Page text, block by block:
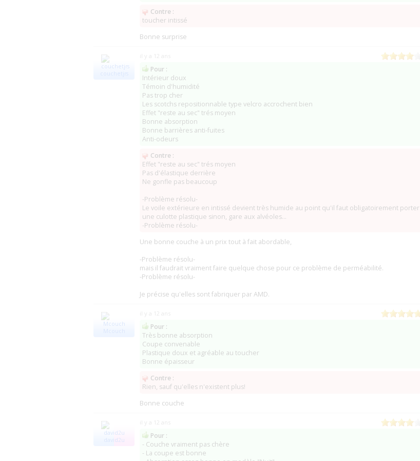
Contre :
toucher intissé
Bonne surprise
couchetjrs
Pour :
Intérieur doux
Témoin d'humidité
Pas trop cher
Les scotchs repositionnable type velcro accrochent bien
Effet "reste au sec" trés moyen
Bonne absorption
Bonne barrières anti-fuites
Anti-odeurs
Contre :
Effet "reste au sec" trés moyen
Pas d'élastique derrière
Ne gonfle pas beaucoup
-Problème résolu-
Le voile extérieure en intissé devient très humide au point qu'il faut obligatoirement porter
une culotte plastique sinon, gare aux alvéoles...
-Problème résolu-
Une bonne couche à un prix tout à fait abordable,
-Problème résolu-
mais il faudrait vraiment faire quelque chose pour ce problème de perméabilité.
-Problème résolu-
Je précise qu'elles sont fabriquer par AMD.
Mcouch
Pour :
Très bonne absorption
Coupe convenable
Plastique doux et agréable au toucher
Bonne épaisseur
Contre :
Rien, sauf qu'elles n'existent plus!
Bonne couche
david2u
Pour :
- Couche vraiment pas chère
- La coupe est bonne